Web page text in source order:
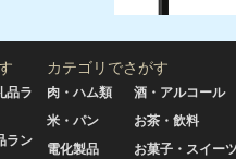
品ラ
ラン
カテゴリでさがす
肉・ハム類
米・パン
電化製品
酒・アルコール
お茶・飲料
お菓子・スイーツ